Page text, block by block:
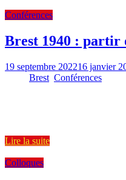
Conférences
Brest 1940 : partir
19 septembre 202216 janvier
Brest Conférences
Lire la suite
Colloques